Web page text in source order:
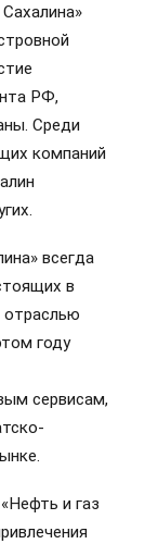
РФ,
Среди
компаний
всегда
в
отраслью
году
сервисам,
и газ